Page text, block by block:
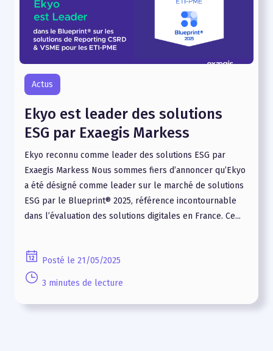
Actus
Ekyo est leader des solutions
ESG par Exaegis Markess
Ekyo reconnu comme leader des solutions ESG par
Exaegis Markess Nous sommes fiers d’annoncer qu’Ekyo
a été désigné comme leader sur le marché de solutions
ESG par le Blueprint® 2025, référence incontournable
dans l’évaluation des solutions digitales en France. Ce...
Posté le 21/05/2025
3 minutes de lecture